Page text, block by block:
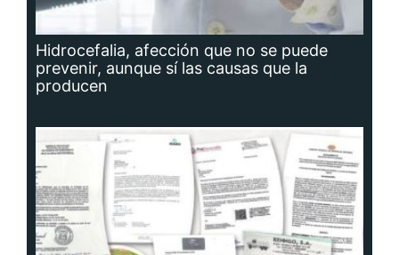
Hidrocefalia, afección que no se puede
prevenir, aunque sí las causas que la
producen